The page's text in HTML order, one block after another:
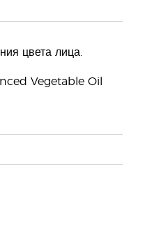
цвета лица.
Vegetable Oil